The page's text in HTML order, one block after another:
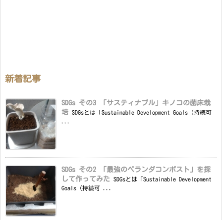
新着記事
SDGs その3 「サスティナブル」キノコの菌床栽
培 SDGsとは「Sustainable Development Goals（持続可
SDGs その2 「最強のベランダコンポスト」を探
して作ってみた
SDGsとは「Sustainable Development
Goals（持続可 ...